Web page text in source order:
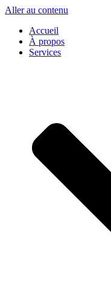
Aller au contenu
Accueil
À propos
Services